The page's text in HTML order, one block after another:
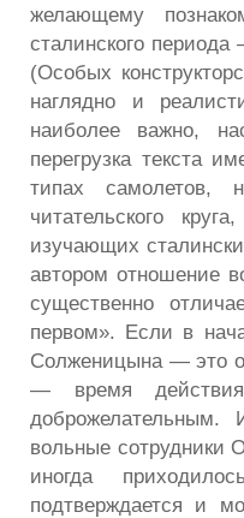
желающему
сталинского
(Особых
наглядно и
наиболее важно,
перегрузка текста
типах самолетов,
читательского
изучающих
автором отношение
существенно
первом». Если в
Солженицына — это
— время
доброжелательным.
вольные сотрудники
иногда
подтверждается и